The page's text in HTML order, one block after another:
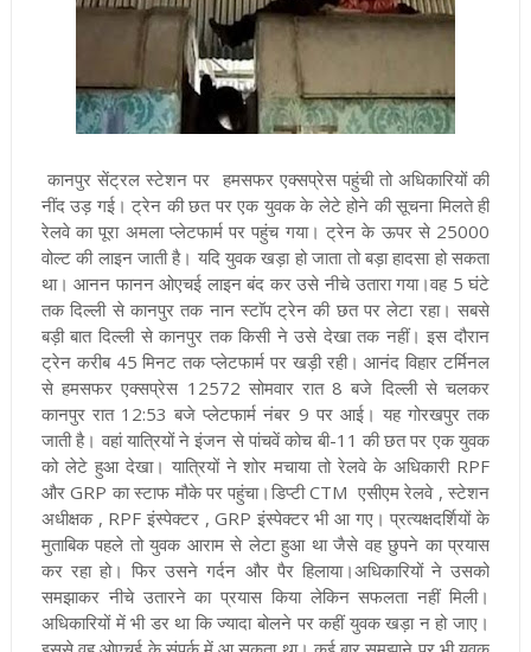
कानपुर सेंट्रल स्टेशन पर हमसफर एक्सप्रेस पहुंची तो अधिकारियों की
नींद उड़ गई। ट्रेन की छत पर एक युवक के लेटे होने की सूचना मिलते ही
रेलवे का पूरा अमला प्लेटफार्म पर पहुंच गया। ट्रेन के ऊपर से 25000
वोल्ट की लाइन जाती है। यदि युवक खड़ा हो जाता तो बड़ा हादसा हो सकता
था। आनन फानन ओएचई लाइन बंद कर उसे नीचे उतारा गया।वह 5 घंटे
तक दिल्ली से कानपुर तक नान स्टाॅप ट्रेन की छत पर लेटा रहा। सबसे
बड़ी बात दिल्ली से कानपुर तक किसी ने उसे देखा तक नहीं। इस दौरान
ट्रेन करीब 45 मिनट तक प्लेटफार्म पर खड़ी रही। आनंद विहार टर्मिनल
से हमसफर एक्सप्रेस 12572 सोमवार रात 8 बजे दिल्ली से चलकर
कानपुर रात 12:53 बजे प्लेटफार्म नंबर 9 पर आई। यह गोरखपुर तक
जाती है। वहां यात्रियों ने इंजन से पांचवें कोच बी-11 की छत पर एक युवक
को लेटे हुआ देखा। यात्रियों ने शोर मचाया तो रेलवे के अधिकारी RPF
और GRP का स्टाफ मौके पर पहुंचा। डिप्टी CTM एसीएम रेलवे , स्टेशन
अधीक्षक , RPF इंस्पेक्टर , GRP इंस्पेक्टर भी आ गए। प्रत्यक्षदर्शियों के
मुताबिक पहले तो युवक आराम से लेटा हुआ था जैसे वह छुपने का प्रयास
कर रहा हो। फिर उसने गर्दन और पैर हिलाया।अधिकारियों ने उसको
समझाकर नीचे उतारने का प्रयास किया लेकिन सफलता नहीं मिली।
अधिकारियों में भी डर था कि ज्यादा बोलने पर कहीं युवक खड़ा न हो जाए।